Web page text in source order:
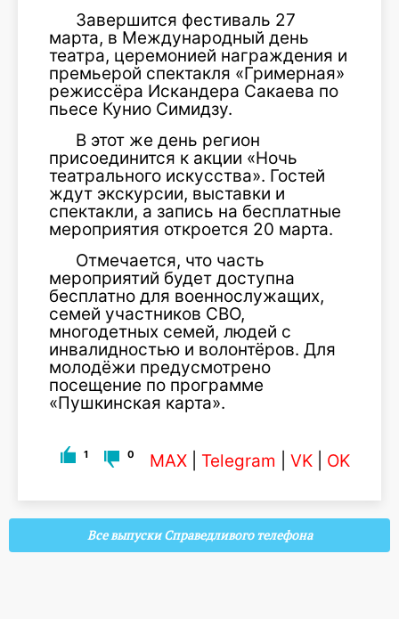
Завершится фестиваль 27
марта, в Международный день
театра, церемонией награждения и
премьерой спектакля «Гримерная»
режиссёра Искандера Сакаева по
пьесе Кунио Симидзу.
В этот же день регион
присоединится к акции «Ночь
театрального искусства». Гостей
ждут экскурсии, выставки и
спектакли, а запись на бесплатные
мероприятия откроется 20 марта.
Отмечается, что часть
мероприятий будет доступна
бесплатно для военнослужащих,
семей участников СВО,
многодетных семей, людей с
инвалидностью и волонтёров. Для
молодёжи предусмотрено
посещение по программе
«Пушкинская карта».
1 0 MAX Telegram VK OK
Все выпуски Справедливого телефона